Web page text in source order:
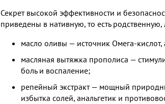
Секрет высокой эффективности и
приведены в нативную, то есть
масло оливы — источник Омега-
масляная вытяжка прополиса —
боль и воспаление;
репейный экстракт — мощный
избытка солей, анальгетик и